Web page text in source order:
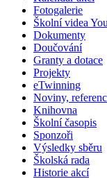
Fotogalerie
Školní videa
Dokumenty
Doučování
Granty a dotace
Projekty
eTwinning
Noviny,
Knihovna
Školní časopis
Sponzoři
Výsledky sběru
Školská rada
Historie akcí